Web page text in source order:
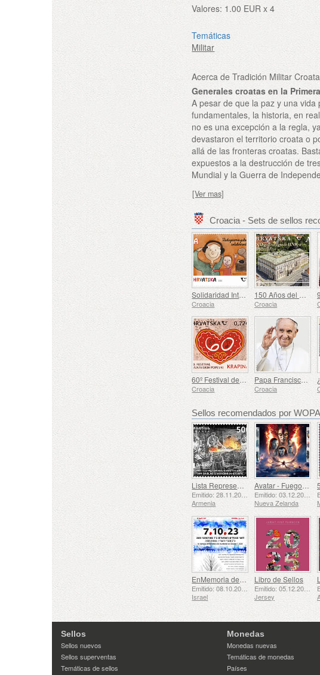
Valores: 1.00 EUR x 4
Temáticas
Militar
Acerca de Tradición Militar Croata
Generales croatas en la
A pesar de que la paz y una
fundamentales, la historia, en
no es una excepción a la regla,
devastaron el territorio croata o
allá de las fronteras croatas.
expuestos a la destrucción de
Mundial y la Guerra de
[Ver mas]
Croacia - Sets de sellos
Solidaridad Intergeneracional (C)
Croacia
150 Años del Edificio del Teatro Nacional de Croacia en Varazdin
Croacia
60º Festival de Canciones Kajkavian Krapina (C)
Croacia
Papa Francisco - Jorge Mario Bergoglio (1936 – 2025) (C)
Croacia
Sellos recomendados por
Lista Representativa del Patrimonio Cultural Inmaterial de la Humanidad de la UNESCO - La Tradición de la Herrería en Gyumri
Armenia
Avatar - Fuego y Ceniza
Nueva Zelanda
EnMemoria de los Caídos y Asesinados el 7 de Octubre de 2023
Israel
Libro de Sellos
Jersey
Sellos
Sellos nuevos
Sellos superventas
Temáticas de sellos
Monedas
Monedas nuevas
Temáticas de monedas
Países